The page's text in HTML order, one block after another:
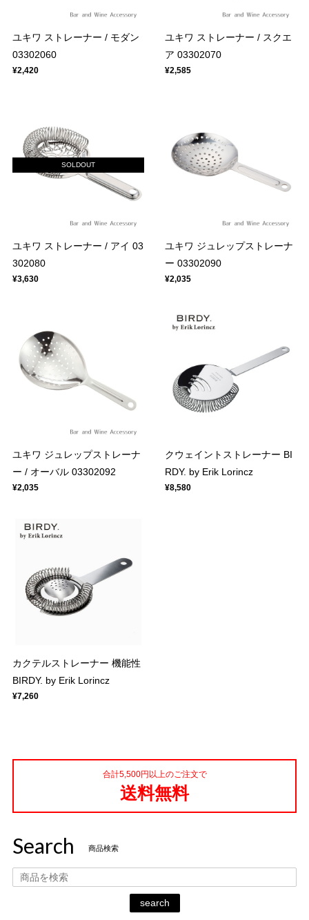
ユキワ ストレーナー / モダン
03302060
¥2,420
ユキワ ストレーナー / スクエ
ア 03302070
¥2,585
SOLDOUT
ユキワ ストレーナー / アイ 03
302080
¥3,630
ユキワ ジュレップストレーナ
ー 03302090
¥2,035
ユキワ ジュレップストレーナ
ー / オーバル 03302092
¥2,035
クウェイントストレーナー BI
RDY. by Erik Lorincz
¥8,580
カクテルストレーナー 機能性
BIRDY. by Erik Lorincz
¥7,260
合計5,500円以上のご注文で
送料無料
Search 商品検索
search